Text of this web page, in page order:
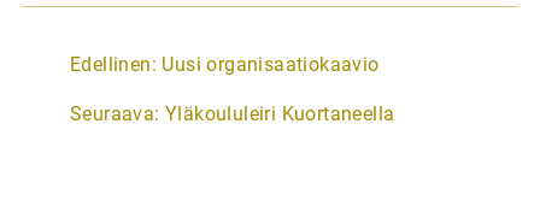
A
t
Edellinen: Uusi organisaatiokaavio
Seuraava: Yläkoululeiri Kuortaneella